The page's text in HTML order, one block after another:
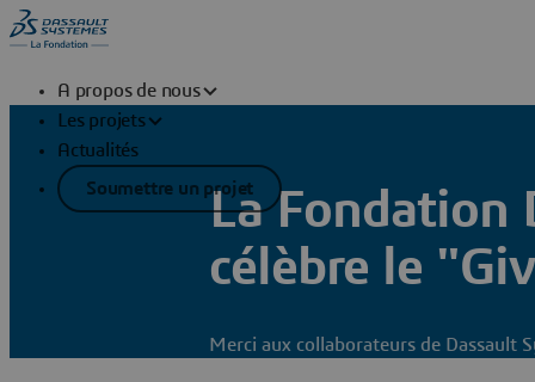
A propos de nous
Les projets
Actualités
Soumettre un projetLa Fondation
célèbre le
Merci aux collaborateurs de Dassault